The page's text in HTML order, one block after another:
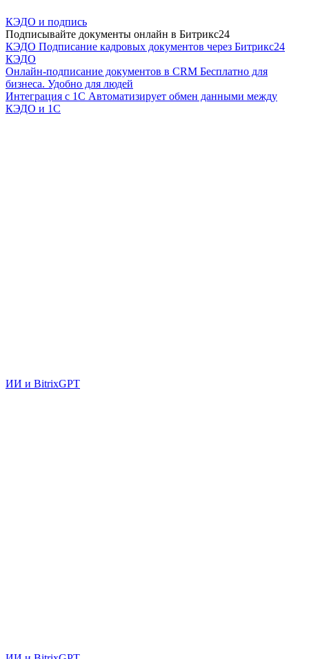
КЭДО и подпись
Подписывайте документы онлайн в Битрикс24
КЭДО Подписание кадровых документов через Битрикс24
КЭДО
Онлайн-подписание документов в CRM Бесплатно для
бизнеса. Удобно для людей
Интеграция с 1С Автоматизирует обмен данными между
КЭДО и 1С
ИИ и BitrixGPT